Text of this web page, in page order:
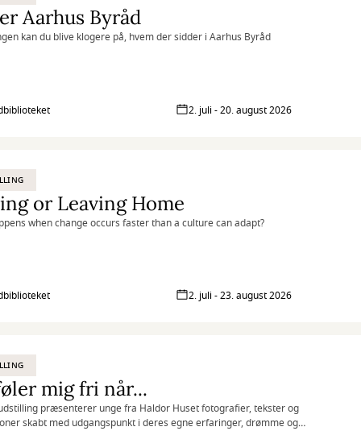
Aarhus Byråd
kan du blive klogere på, hvem der sidder i Aarhus Byråd
2. juli - 20. august 2026
or Leaving Home
when change occurs faster than a culture can adapt?
2. juli - 23. august 2026
mig fri når...
præsenterer unge fra Haldor Huset fotografier, tekster og
skabt med udgangspunkt i deres egne erfaringer, drømme og